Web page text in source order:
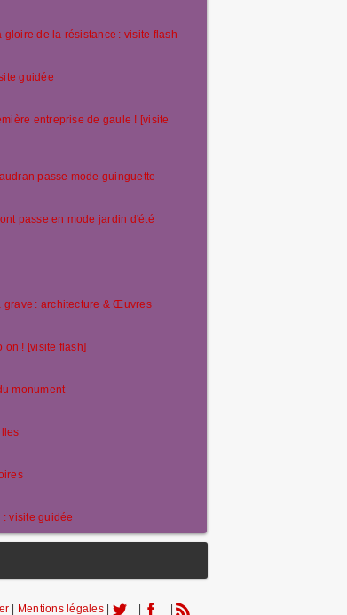
gloire de la résistance : visite flash
guidée
entreprise de gaule ! [visite
passe mode guinguette
passe en mode jardin d'été
grave : architecture & Œuvres
on ! [visite flash]
monument
: visite guidée
Mentions légales|